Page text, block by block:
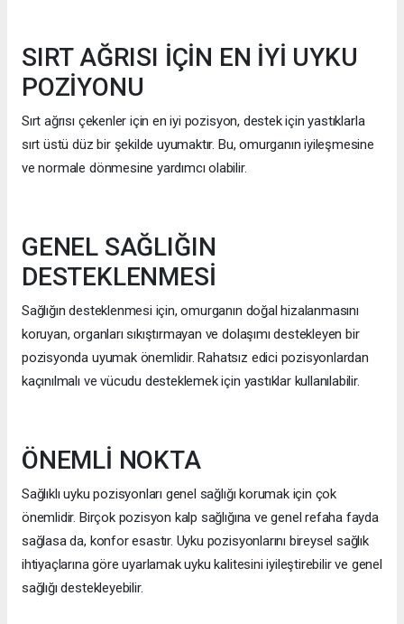
SIRT AĞRISI İÇİN EN İYİ UYKU
POZİYONU
Sırt ağrısı çekenler için en iyi pozisyon, destek için yastıklarla
sırt üstü düz bir şekilde uyumaktır. Bu, omurganın iyileşmesine
ve normale dönmesine yardımcı olabilir.
GENEL SAĞLIĞIN
DESTEKLENMESİ
Sağlığın desteklenmesi için, omurganın doğal hizalanmasını
koruyan, organları sıkıştırmayan ve dolaşımı destekleyen bir
pozisyonda uyumak önemlidir. Rahatsız edici pozisyonlardan
kaçınılmalı ve vücudu desteklemek için yastıklar kullanılabilir.
ÖNEMLİ NOKTA
Sağlıklı uyku pozisyonları genel sağlığı korumak için çok
önemlidir. Birçok pozisyon kalp sağlığına ve genel refaha fayda
sağlasa da, konfor esastır. Uyku pozisyonlarını bireysel sağlık
ihtiyaçlarına göre uyarlamak uyku kalitesini iyileştirebilir ve genel
sağlığı destekleyebilir.